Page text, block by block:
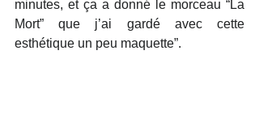
minutes, et ça a donné le morceau “La
Mort” que j’ai gardé avec cette
esthétique un peu maquette”.